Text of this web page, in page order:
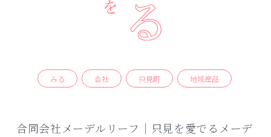
体験みる 会社 只見町 地域産品
合同会社メーデルリーフ｜只見を愛でるメーデ